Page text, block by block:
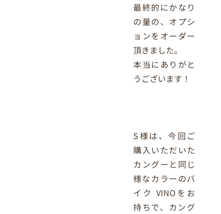
最終的にかなり
の量の、オプシ
ョンをオーダー
頂きました。
本当にありがと
うございます！
S様は、今回ご
購入いただいた
カングーと同じ
様なカラーのバ
イク VINOをお
持ちで、カング